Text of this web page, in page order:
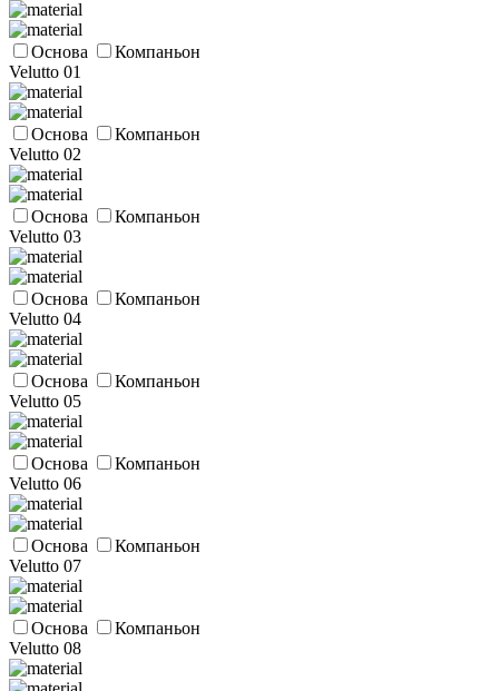
Основа
Компаньон
Velutto 01
Основа
Компаньон
Velutto 02
Основа
Компаньон
Velutto 03
Основа
Компаньон
Velutto 04
Основа
Компаньон
Velutto 05
Основа
Компаньон
Velutto 06
Основа
Компаньон
Velutto 07
Основа
Компаньон
Velutto 08